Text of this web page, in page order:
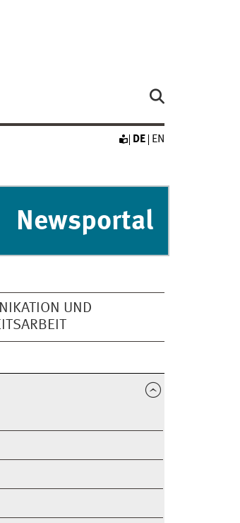
DE EN
Newsportal
UND